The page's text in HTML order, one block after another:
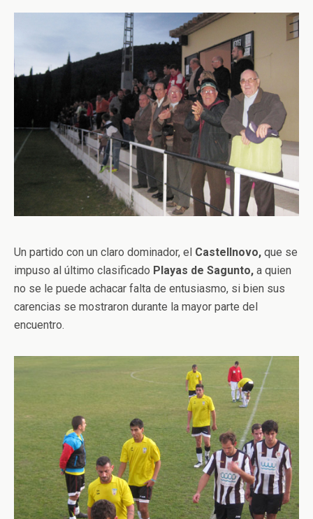
Un partido con un claro dominador, el Castellnovo, que se
impuso al último clasificado Playas de Sagunto, a quien
no se le puede achacar falta de entusiasmo, si bien sus
carencias se mostraron durante la mayor parte del
encuentro.